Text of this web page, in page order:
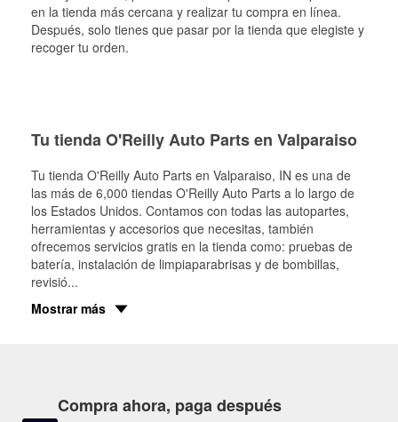
en la tienda más cercana y realizar tu compra en línea.
Después, solo tienes que pasar por la tienda que elegiste y
recoger tu orden.
Tu tienda O'Reilly Auto Parts en Valparaiso
Tu tienda O'Reilly Auto Parts en Valparaiso, IN es una de
las más de 6,000 tiendas O'Reilly Auto Parts a lo largo de
los Estados Unidos. Contamos con todas las autopartes,
herramientas y accesorios que necesitas, también
ofrecemos servicios gratis en la tienda como: pruebas de
batería, instalación de limpiaparabrisas y de bombillas,
revisió...
Mostrar más
Compra ahora, paga después